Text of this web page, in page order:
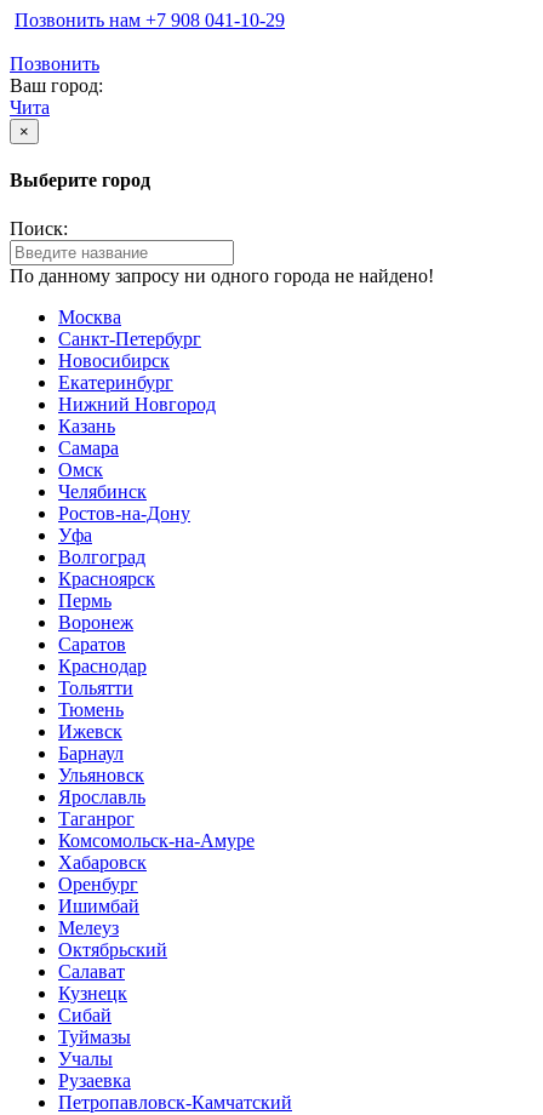
Позвонить нам ‪+7 908 041-10-29
Позвонить
Ваш город:
Чита
×
Выберите город
Поиск:
По данному запросу ни одного города не найдено!
Москва
Санкт-Петербург
Новосибирск
Екатеринбург
Нижний Новгород
Казань
Самара
Омск
Челябинск
Ростов-на-Дону
Уфа
Волгоград
Красноярск
Пермь
Воронеж
Саратов
Краснодар
Тольятти
Тюмень
Ижевск
Барнаул
Ульяновск
Ярославль
Таганрог
Комсомольск-на-Амуре
Хабаровск
Оренбург
Ишимбай
Мелеуз
Октябрьский
Салават
Кузнецк
Сибай
Туймазы
Учалы
Рузаевка
Петропавловск-Камчатский